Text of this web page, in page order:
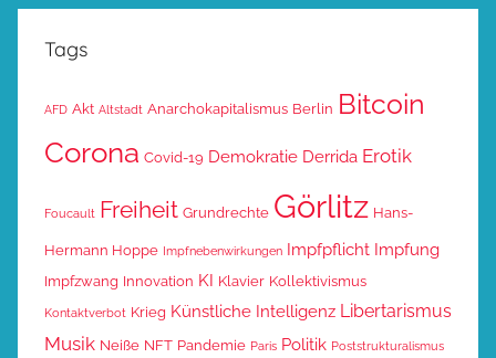
Tags
AFD Akt Altstadt Anarchokapitalismus Berlin Bitcoin
Corona Covid-19 Demokratie Derrida Erotik
Foucault Freiheit Grundrechte Görlitz Hans-
Hermann Hoppe Impfnebenwirkungen Impfpflicht Impfung
Impfzwang Innovation KI Klavier Kollektivismus
Kontaktverbot Krieg Künstliche Intelligenz Libertarismus
Musik Neiße NFT Pandemie Paris Politik Poststrukturalismus